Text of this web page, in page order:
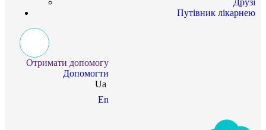
Друзі
Путівник лікарнею
Отримати допомогу
Допомогти
Ua
En